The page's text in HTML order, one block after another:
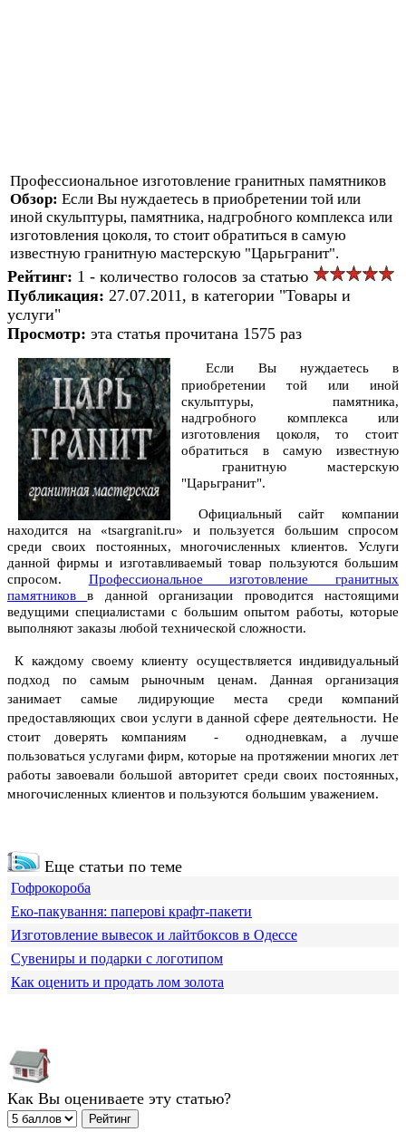
Профессиональное изготовление гранитных памятников
Обзор: Если Вы нуждаетесь в приобретении той или
иной скульптуры, памятника, надгробного комплекса или
изготовления цоколя, то стоит обратиться в самую
известную гранитную мастерскую "Царьгранит".
Рейтинг: 1 - количество голосов за статью
Публикация: 27.07.2011, в категории "Товары и
услуги"
Просмотр: эта статья прочитана 1575 раз
Если Вы нуждаетесь в
приобретении той или иной
скульптуры, памятника,
надгробного комплекса или
изготовления цоколя, то стоит
обратиться в самую известную
гранитную мастерскую
"Царьгранит".
Официальный сайт компании
находится на «tsargranit.ru» и пользуется большим спросом
среди своих постоянных, многочисленных клиентов. Услуги
данной фирмы и изготавливаемый товар пользуются большим
спросом. Профессиональное изготовление гранитных
памятниковв данной организации проводится настоящими
ведущими специалистами с большим опытом работы, которые
выполняют заказы любой технической сложности.
К каждому своему клиенту осуществляется индивидуальный
подход по самым рыночным ценам. Данная организация
занимает самые лидирующие места среди компаний
предоставляющих свои услуги в данной сфере деятельности. Не
стоит доверять компаниям - однодневкам, а лучше
пользоваться услугами фирм, которые на протяжении многих лет
работы завоевали большой авторитет среди своих постоянных,
многочисленных клиентов и пользуются большим уважением.
Еще статьи по теме
Гофрокороба
Еко-пакування: паперові крафт-пакети
Изготовление вывесок и лайтбоксов в Одессе
Сувениры и подарки с логотипом
Как оценить и продать лом золота
Как Вы оцениваете эту статью?